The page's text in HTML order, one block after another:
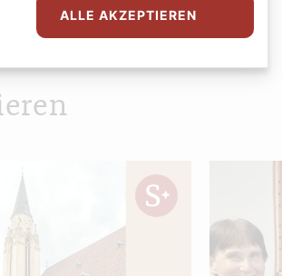
Sie auch
ALLE AKZEPTIEREN